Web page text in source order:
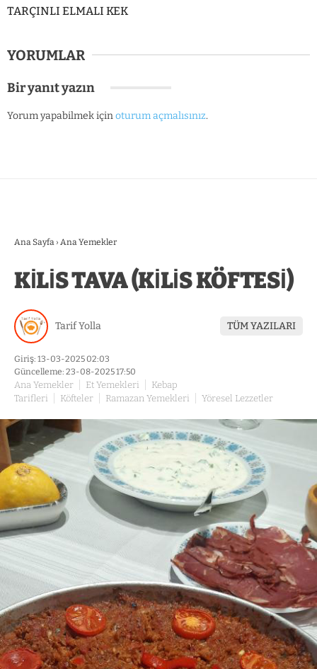
TARÇINLI ELMALI KEK
YORUMLAR
Bir yanıt yazın
Yorum yapabilmek içinoturum açmalısınız.
Ana Sayfa › Ana Yemekler
KİLİS TAVA (KİLİS KÖFTESİ)
Tarif Yolla TÜM YAZILARI
Giriş: 13-03-2025 02:03
Güncelleme: 23-08-2025 17:50
Ana Yemekler Et Yemekleri
Kebap
Tarifleri
Köfteler Ramazan Yemekleri Yöresel Lezzetler